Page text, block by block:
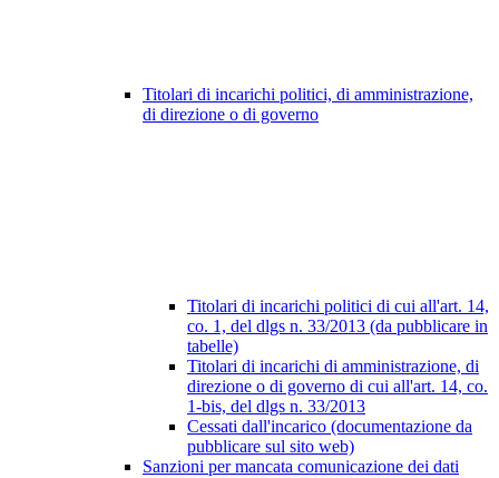
Titolari di incarichi politici, di amministrazione,
di direzione o di governo
Titolari di incarichi politici di cui all'art. 14,
co. 1, del dlgs n. 33/2013 (da pubblicare in
tabelle)
Titolari di incarichi di amministrazione, di
direzione o di governo di cui all'art. 14, co.
1-bis, del dlgs n. 33/2013
Cessati dall'incarico (documentazione da
pubblicare sul sito web)
Sanzioni per mancata comunicazione dei dati